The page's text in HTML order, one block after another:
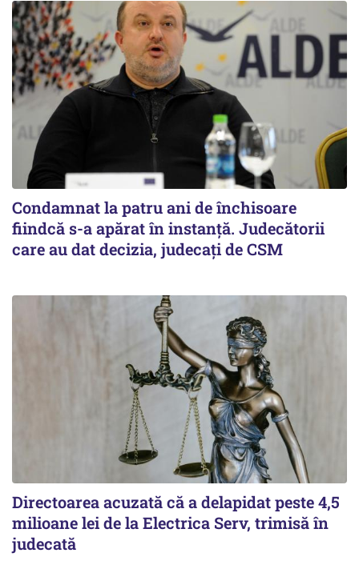
Condamnat la patru ani de închisoare
fiindcă s-a apărat în instanță. Judecătorii
care au dat decizia, judecați de CSM
Directoarea acuzată că a delapidat peste 4,5
milioane lei de la Electrica Serv, trimisă în
judecată